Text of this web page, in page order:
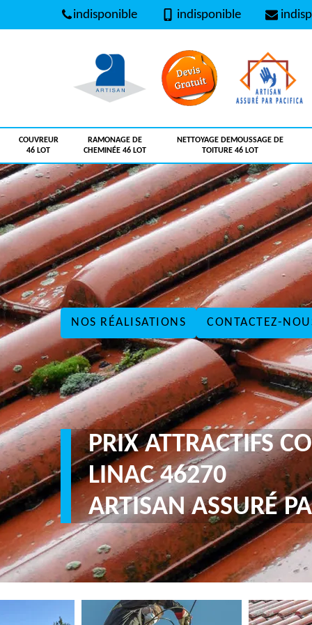
indisponible indisponible
COUVREUR
46 LOT
RAMONAGE DE
CHEMINÉE 46 LOT
NETTOYAGE DEMOUSSAGE DE
TOITURE 46 LOT
NOS RÉALISATIONS CONTACTEZ-
PRIX ATTRACTIFS
LINAC 46270
ARTISAN ASSURÉ